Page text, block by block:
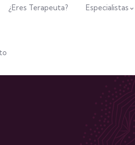
¿Eres Terapeuta? Especialistas